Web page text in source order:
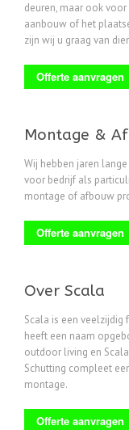
deuren, maar ook
aanbouw of het
zijn wij u graag van
Offerte aanvragen
Montage &
Wij hebben jaren
voor bedrijf als
montage of afbouw
Offerte aanvragen
Over Scala
Scala is een veelzijdig
heeft een naam
outdoor living en
Schutting compleet
montage.
Offerte aanvragen